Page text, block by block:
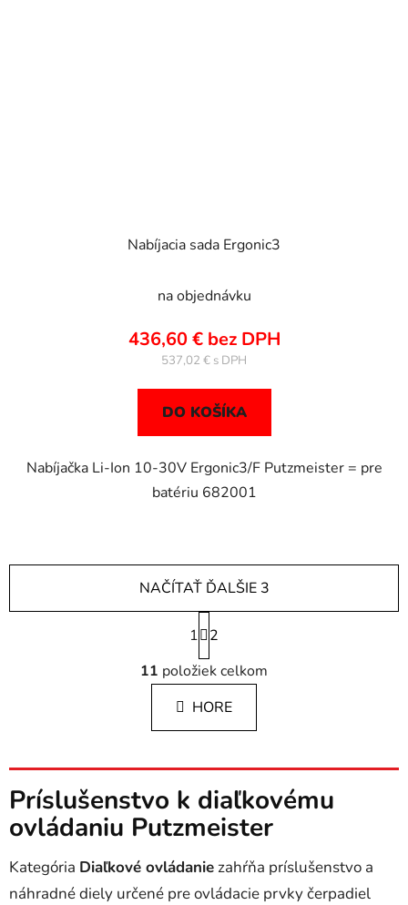
Nabíjacia sada Ergonic3
na objednávku
436,60 € bez DPH
537,02 €
DO KOŠÍKA
Nabíjačka Li-Ion 10-30V Ergonic3/F Putzmeister = pre
batériu 682001
O
v
l
á
d
c
i
e
p
r
v
k
NAČÍTAŤ ĎALŠIE 3
S
t
r
á
n
k
n
i
e
1
2
11 položiek celkom
HORE
Príslušenstvo k diaľkovému
ovládaniu Putzmeister
Kategória Diaľkové ovládanie zahŕňa príslušenstvo a
náhradné diely určené pre ovládacie prvky čerpadiel